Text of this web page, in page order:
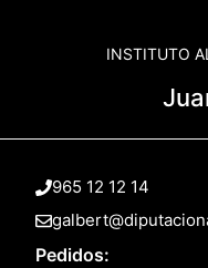
INSTITUTO
965 12 12 14
Pedidos: